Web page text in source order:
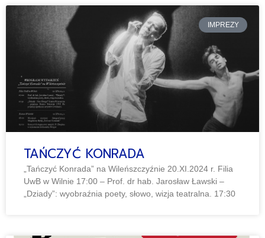
IMPREZY
TAŃCZYĆ KONRADA
„Tańczyć Konrada” na Wileńszczyźnie 20.XI.2024 r. Filia
UwB w Wilnie 17:00 – Prof. dr hab. Jarosław Ławski –
„Dziady”: wyobraźnia poety, słowo, wizja teatralna. 17:30